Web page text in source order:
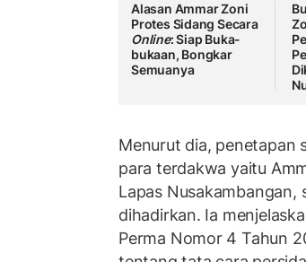
Alasan Ammar Zoni
Protes Sidang Secara
Online: Siap Buka-
bukaan, Bongkar
Semuanya
Menurut dia, penetapan
para terdakwa yaitu
Lapas
dihadirkan. Ia
Perma Nomor 4 Tahun